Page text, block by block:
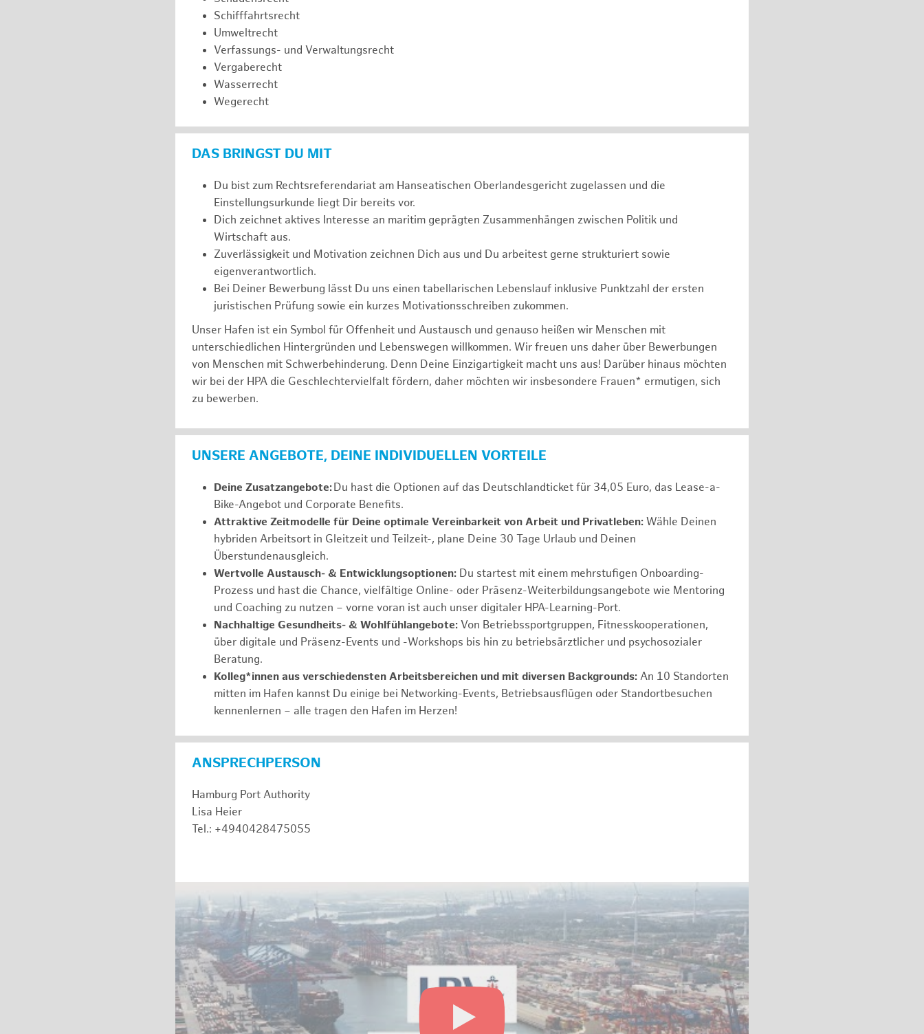
Schifffahrtsrecht
Umweltrecht
Verfassungs- und Verwaltungsrecht
Vergaberecht
Wasserrecht
Wegerecht
DAS BRINGST DU MIT
Du bist zum Rechtsreferendariat am Hanseatischen Oberlandesgericht zugelassen und die
Einstellungsurkunde liegt Dir bereits vor.
Dich zeichnet aktives Interesse an maritim geprägten Zusammenhängen zwischen Politik und
Wirtschaft aus.
Zuverlässigkeit und Motivation zeichnen Dich aus und Du arbeitest gerne strukturiert sowie
eigenverantwortlich.
Bei Deiner Bewerbung lässt Du uns einen tabellarischen Lebenslauf inklusive Punktzahl der ersten
juristischen Prüfung sowie ein kurzes Motivationsschreiben zukommen.
Unser Hafen ist ein Symbol für Offenheit und Austausch und genauso heißen wir Menschen mit
unterschiedlichen Hintergründen und Lebenswegen willkommen. Wir freuen uns daher über Bewerbungen
von Menschen mit Schwerbehinderung. Denn Deine Einzigartigkeit macht uns aus! Darüber hinaus möchten
wir bei der HPA die Geschlechtervielfalt fördern, daher möchten wir insbesondere Frauen* ermutigen, sich
zu bewerben.
UNSERE ANGEBOTE, DEINE INDIVIDUELLEN VORTEILE
Deine Zusatzangebote:Du hast die Optionen auf das Deutschlandticket für 34,05 Euro, das Lease-a-
Bike-Angebot und Corporate Benefits.
Attraktive Zeitmodelle für Deine optimale Vereinbarkeit von Arbeit und Privatleben: Wähle Deinen
hybriden Arbeitsort in Gleitzeit und Teilzeit-, plane Deine 30 Tage Urlaub und Deinen
Überstundenausgleich.
Wertvolle Austausch- & Entwicklungsoptionen: Du startest mit einem mehrstufigen Onboarding-
Prozess und hast die Chance, vielfältige Online- oder Präsenz-Weiterbildungsangebote wie Mentoring
und Coaching zu nutzen – vorne voran ist auch unser digitaler HPA-Learning-Port.
Nachhaltige Gesundheits- & Wohlfühlangebote: Von Betriebssportgruppen, Fitnesskooperationen,
über digitale und Präsenz-Events und -Workshops bis hin zu betriebsärztlicher und psychosozialer
Beratung.
Kolleg*innen aus verschiedensten Arbeitsbereichen und mit diversen Backgrounds: An 10 Standorten
mitten im Hafen kannst Du einige bei Networking-Events, Betriebsausflügen oder Standortbesuchen
kennenlernen – alle tragen den Hafen im Herzen!
ANSPRECHPERSON
Hamburg Port Authority
Lisa Heier
Tel.: +4940428475055